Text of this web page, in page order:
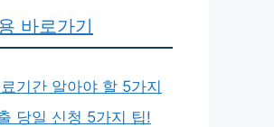
바로가기
기간 알아야 할 5가지
당일 신청 5가지 팁!